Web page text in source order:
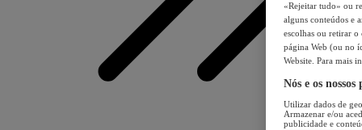
«Rejeitar tudo» ou
alguns conteúdos e
escolhas ou retirar
página Web (ou no
Website. Para mais
Nós e os
Utilizar dados de
Armazenar e/ou
publicidade e